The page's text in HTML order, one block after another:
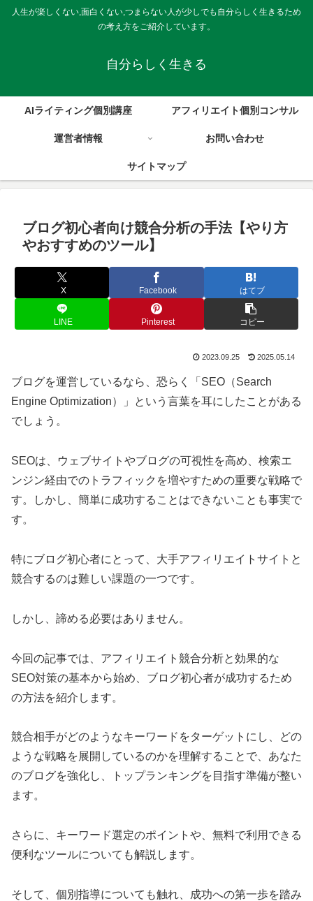
人生が楽しくない,面白くない,つまらない人が少しでも自分らしく生きるため
の考え方をご紹介しています。
自分らしく生きる
AIライティング個別講座 アフィリエイト個別コンサル
運営者情報 お問い合わせ
サイトマップ
ブログ初心者向け競合分析の手法【やり方
やおすすめのツール】
X Facebook はてブ
LINE Pinterest コピー
2023.09.25 2025.05.14
ブログを運営しているなら、恐らく「SEO（Search
Engine Optimization）」という言葉を耳にしたことがある
でしょう。
SEOは、ウェブサイトやブログの可視性を高め、検索エ
ンジン経由でのトラフィックを増やすための重要な戦略で
す。しかし、簡単に成功することはできないことも事実で
す。
特にブログ初心者にとって、大手アフィリエイトサイトと
競合するのは難しい課題の一つです。
しかし、諦める必要はありません。
今回の記事では、アフィリエイト競合分析と効果的な
SEO対策の基本から始め、ブログ初心者が成功するため
の方法を紹介します。
競合相手がどのようなキーワードをターゲットにし、どの
ような戦略を展開しているのかを理解することで、あなた
のブログを強化し、トップランキングを目指す準備が整い
ます。
さらに、キーワード選定のポイントや、無料で利用できる
便利なツールについても解説します。
そして、個別指導についても触れ、成功への第一歩を踏み